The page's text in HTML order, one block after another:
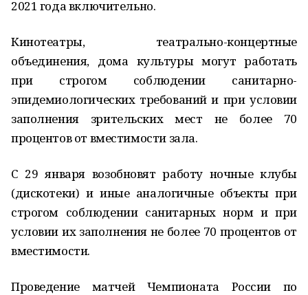
2021 года включительно.
Кинотеатры, театрально-концертные
объединения, дома культуры могут работать
при строгом соблюдении санитарно-
эпидемиологических требований и при условии
заполнения зрительских мест не более 70
процентов от вместимости зала.
С 29 января возобновят работу ночные клубы
(дискотеки) и иные аналогичные объекты при
строгом соблюдении санитарных норм и при
условии их заполнения не более 70 процентов от
вместимости.
Проведение матчей Чемпионата России по